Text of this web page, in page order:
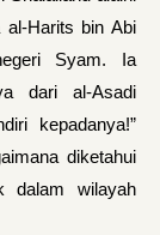
Harits bin Abi
Syam. Ia
dari al-Asadi
kepa­danya!”
diketahui
dalam wilayah